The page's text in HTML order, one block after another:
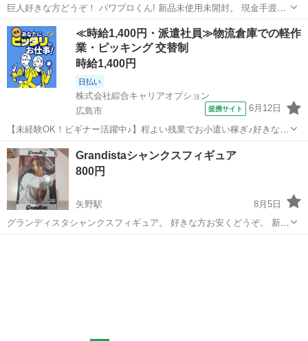
巨人好きな方どうぞ！ パワプロくん! 新品未使用未開封。 現金手渡し
取引です。 [取引場所] 海田、坂、矢野のいずれかの指定場所にて。
Noクレーム Noリターン宜しくお願い致します。
広島 広島市 矢野駅 フィギュア ジャイアンツ
≪時給1,400円・派遣社員≫物流倉庫での軽作
業・ピッキング 交替制
時給1,400円
日払い
株式会社綜合キャリアオプション
広島市
提携サイト 6月12日
【未経験OK！ビギナー活躍中♪】程よい残業でお小遣い稼ぎ♪好きな髪
色でOK♪ くるま部品の順序付け・仕分け・運搬 業務内容詳細】 自動
車部品の順序付け、運搬。 入荷するパーツを出荷先毎に伝票を確認し
仕分けします。 書いてあ...
広島 広島市
Grandistaシャンクスフィギュア
800円
矢野駅
8月5日
グランディスタシャンクスフィギュア。 好きな方お安くどうぞ。 新品
未使用未開封。 現金手渡しです。 [取引場所]安芸郡海田、坂。安芸区